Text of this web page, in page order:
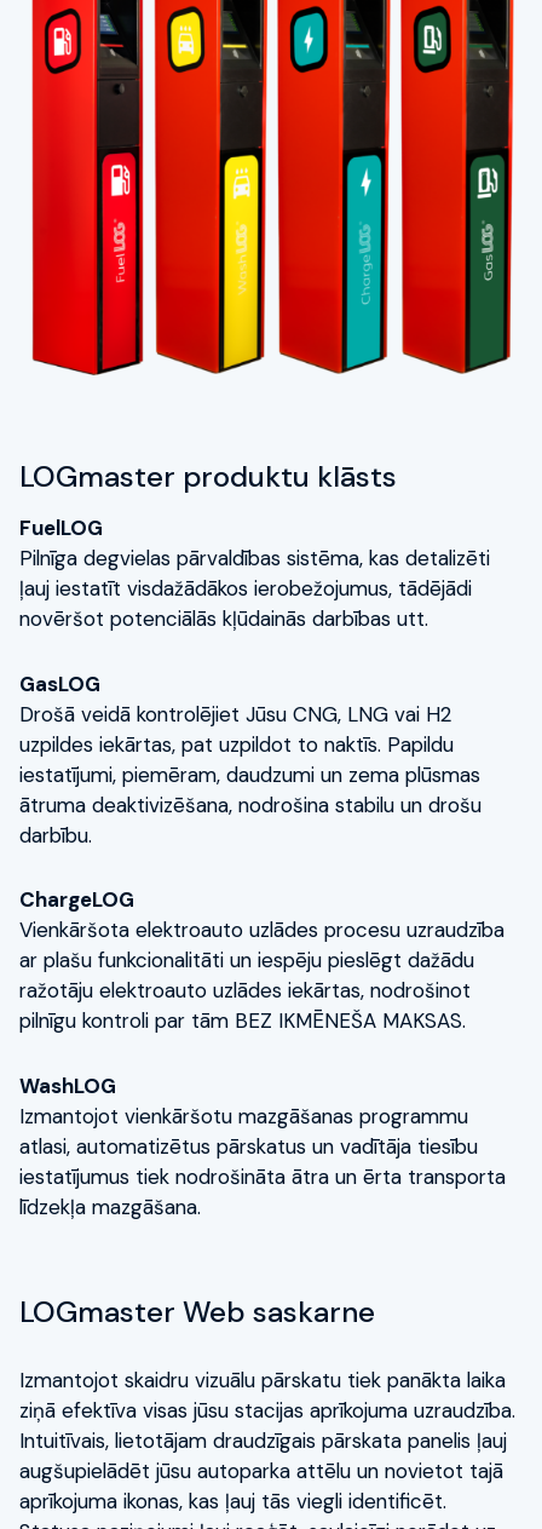
LOGmaster produktu klāsts
FuelLOG
Pilnīga degvielas pārvaldības sistēma, kas detalizēti
ļauj iestatīt visdažādākos ierobežojumus, tādējādi
novēršot potenciālās kļūdainās darbības utt.
GasLOG
Drošā veidā kontrolējiet Jūsu CNG, LNG vai H2
uzpildes iekārtas, pat uzpildot to naktīs. Papildu
iestatījumi, piemēram, daudzumi un zema plūsmas
ātruma deaktivizēšana, nodrošina stabilu un drošu
darbību.
ChargeLOG
Vienkāršota elektroauto uzlādes procesu uzraudzība
ar plašu funkcionalitāti un iespēju pieslēgt dažādu
ražotāju elektroauto uzlādes iekārtas, nodrošinot
pilnīgu kontroli par tām BEZ IKMĒNEŠA MAKSAS.
WashLOG
Izmantojot vienkāršotu mazgāšanas programmu
atlasi, automatizētus pārskatus un vadītāja tiesību
iestatījumus tiek nodrošināta ātra un ērta transporta
līdzekļa mazgāšana.
LOGmaster Web saskarne
Izmantojot skaidru vizuālu pārskatu tiek panākta laika
ziņā efektīva visas jūsu stacijas aprīkojuma uzraudzība.
Intuitīvais, lietotājam draudzīgais pārskata panelis ļauj
augšupielādēt jūsu autoparka attēlu un novietot tajā
aprīkojuma ikonas, kas ļauj tās viegli identificēt.